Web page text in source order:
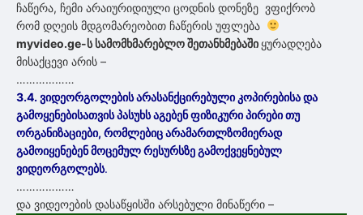
ჩაწერა, ჩემი არაიურიდიული ცოდნის დონეზე ვფიქრობ
რომ დღეის მდგომარეობით ჩაწერის უფლება
myvideo.ge-ს სამომხმარებლოშეთანხმებაში ყურადღება
მისაქცევი არის –
………………
3.4. ვიდეორგოლების არასანქცირებული კოპირებისა და
გამოყენებისათვის პასუხს აგებენ ფიზიკური პირები თუ
ორგანიზაციები, რომლებიც არამართლზომიერად
გამოიყენებენ მოცემულ რესურსზე გამოქვეყნებულ
ვიდეორგოლებს.
………………
და ვიდეოების დასაწყისში არსებული მინაწერი –